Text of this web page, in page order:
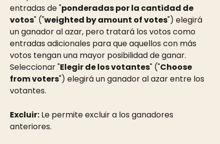
entradas de "ponderadas por la cantidad de
votos" ("weighted by amount of votes") elegirá
un ganador al azar, pero tratará los votos como
entradas adicionales para que aquellos con más
votos tengan una mayor posibilidad de ganar.
Seleccionar "Elegir de los votantes" ("Choose
from voters") elegirá un ganador al azar entre los
votantes.
Excluir: Le permite excluir a los ganadores
anteriores.